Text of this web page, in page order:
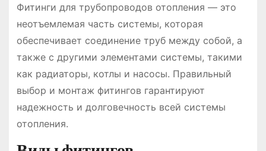
Фитинги для трубопроводов отопления ― это
неотъемлемая часть системы, которая
обеспечивает соединение труб между собой, а
также с другими элементами системы, такими
как радиаторы, котлы и насосы. Правильный
выбор и монтаж фитингов гарантируют
надежность и долговечность всей системы
отопления.